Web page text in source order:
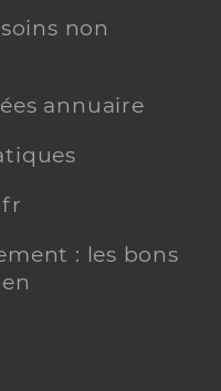
non
annuaire
: les bons